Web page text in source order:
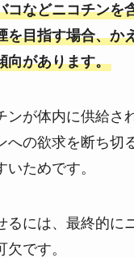
コなどニコチンを
を目指す場合、か
向があります。
ンが体内に供給さ
への欲求を断ち切
ためです。
るには、最終的に
です。